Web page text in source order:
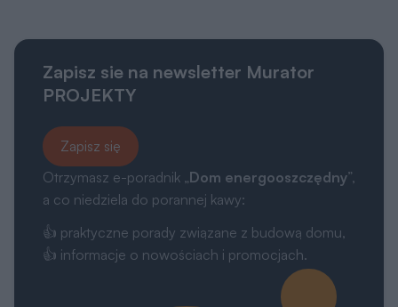
Zapisz sie na newsletter Murator
PROJEKTY
Zapisz się
Otrzymasz e-poradnik „Dom energooszczędny”,
a co niedziela do porannej kawy:
👍 praktyczne porady związane z budową domu,
👍 informacje o nowościach i promocjach.